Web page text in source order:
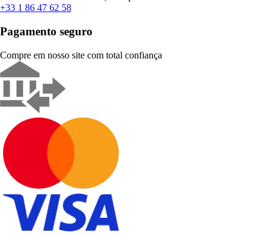
+33 1 86 47 62 58
Pagamento seguro
Compre em nosso site com total confiança